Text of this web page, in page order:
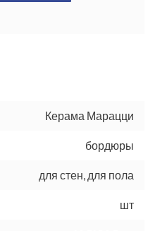
Керама Марацци
бордюры
для стен, для пола
шт